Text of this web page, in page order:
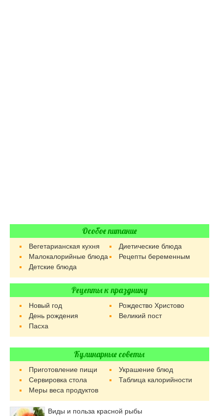
Особое питание
Вегетарианская кухня
Диетические блюда
Малокалорийные блюда
Рецепты беременным
Детские блюда
Рецепты к празднику
Новый год
Рождество Христово
День рождения
Великий пост
Пасха
Кулинарные советы
Приготовление пищи
Украшение блюд
Сервировка стола
Таблица калорийности
Меры веса продуктов
Виды и польза красной рыбы